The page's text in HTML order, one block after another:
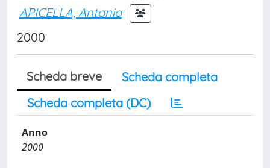
APICELLA, Antonio
2000
Scheda breve
Scheda completa
Scheda completa (DC)
Anno
2000